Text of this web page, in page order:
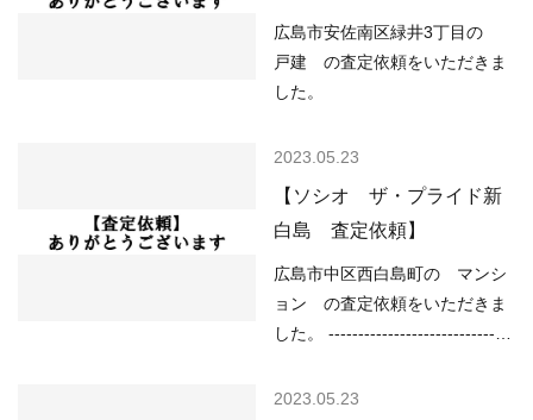
広島市安佐南区緑井3丁目の
戸建 の査定依頼をいただきま
した。
2023.05.23
【ソシオ ザ・プライド新
白島 査定依頼】
広島市中区西白島町の マンシ
ョン の査定依頼をいただきま
した。 -------------------------------
------ （用途地域）商業地域
2023.05.23